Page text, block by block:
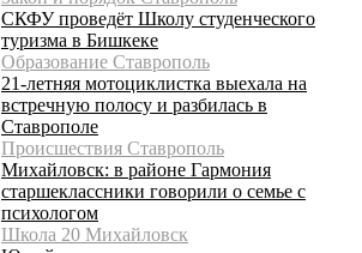
СКФУ проведёт Школу студенческого
туризма в Бишкеке
Образование Ставрополь
21-летняя мотоциклистка выехала на
встречную полосу и разбилась в
Ставрополе
Происшествия Ставрополь
Михайловск: в районе Гармония
старшеклассники говорили о семье с
психологом
Школа 20 Михайловск